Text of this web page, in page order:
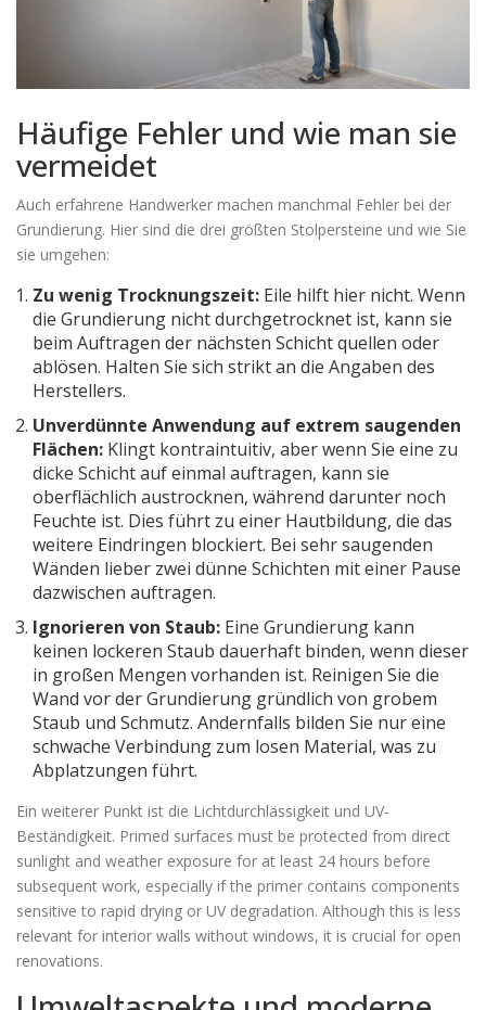
Häufige Fehler und wie man sie
vermeidet
Auch erfahrene Handwerker machen manchmal Fehler bei der
Grundierung. Hier sind die drei größten Stolpersteine und wie Sie
sie umgehen:
Zu wenig Trocknungszeit: Eile hilft hier nicht. Wenn
die Grundierung nicht durchgetrocknet ist, kann sie
beim Auftragen der nächsten Schicht quellen oder
ablösen. Halten Sie sich strikt an die Angaben des
Herstellers.
Unverdünnte Anwendung auf extrem saugenden
Flächen: Klingt kontraintuitiv, aber wenn Sie eine zu
dicke Schicht auf einmal auftragen, kann sie
oberflächlich austrocknen, während darunter noch
Feuchte ist. Dies führt zu einer Hautbildung, die das
weitere Eindringen blockiert. Bei sehr saugenden
Wänden lieber zwei dünne Schichten mit einer Pause
dazwischen auftragen.
Ignorieren von Staub: Eine Grundierung kann
keinen lockeren Staub dauerhaft binden, wenn dieser
in großen Mengen vorhanden ist. Reinigen Sie die
Wand vor der Grundierung gründlich von grobem
Staub und Schmutz. Andernfalls bilden Sie nur eine
schwache Verbindung zum losen Material, was zu
Abplatzungen führt.
Ein weiterer Punkt ist die Lichtdurchlässigkeit und UV-
Beständigkeit. Primed surfaces must be protected from direct
sunlight and weather exposure for at least 24 hours before
subsequent work, especially if the primer contains components
sensitive to rapid drying or UV degradation. Although this is less
relevant for interior walls without windows, it is crucial for open
renovations.